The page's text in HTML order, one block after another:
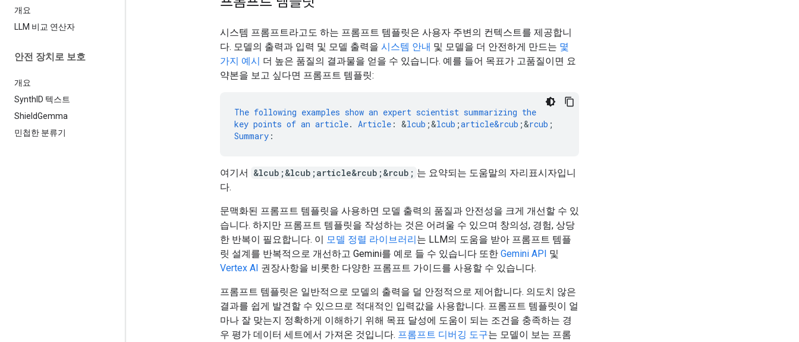
개요
LLM 비교 연산자
안전 장치로 보호
개요
SynthID 텍스트
ShieldGemma
민첩한 분류기
시스템 프롬프트라고도 하는 프롬프트 템플릿은 사용자 주변의 컨텍스트를 제공합니
다. 모델의 출력과 입력 및 모델 출력을 시스템 안내 및 모델을 더 안전하게 만드는 몇
가지 예시 더 높은 품질의 결과물을 얻을 수 있습니다. 예를 들어 목표가 고품질이면 요
약본을 보고 싶다면 프롬프트 템플릿:
The following examples show an expert scientist summarizing the
key points of an article. Article : &lcub ;&lcub ;article&rcub ;&rcub ;
Summary :
여기서 &lcub;&lcub;article&rcub;&rcub; 는 요약되는 도움말의 자리표시자입니
다.
문맥화된 프롬프트 템플릿을 사용하면 모델 출력의 품질과 안전성을 크게 개선할 수 있
습니다. 하지만 프롬프트 템플릿을 작성하는 것은 어려울 수 있으며 창의성, 경험, 상당
한 반복이 필요합니다. 이 모델 정렬 라이브러리는 LLM의 도움을 받아 프롬프트 템플
릿 설계를 반복적으로 개선하고 Gemini를 예로 들 수 있습니다 또한 Gemini API 및
Vertex AI 권장사항을 비롯한 다양한 프롬프트 가이드를 사용할 수 있습니다.
프롬프트 템플릿은 일반적으로 모델의 출력을 덜 안정적으로 제어합니다. 의도치 않은
결과를 쉽게 발견할 수 있으므로 적대적인 입력값을 사용합니다. 프롬프트 템플릿이 얼
마나 잘 맞는지 정확하게 이해하기 위해 목표 달성에 도움이 되는 조건을 충족하는 경
우 평가 데이터 세트에서 가져온 것입니다. 프롬프트 디버깅 도구는 모델이 보는 프롬